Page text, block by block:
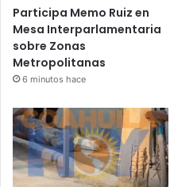
Participa Memo Ruiz en
Mesa Interparlamentaria
sobre Zonas
Metropolitanas
6 minutos hace